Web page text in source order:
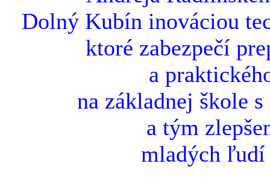
Dolný Kubín inováciou
ktoré zabezpečí
a
na základnej škole
a tým
mladých ľudí